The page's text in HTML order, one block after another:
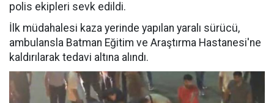
polis ekipleri sevk edildi.
İlk müdahalesi kaza yerinde yapılan yaralı sürücü,
ambulansla Batman Eğitim ve Araştırma Hastanesi'ne
kaldırılarak tedavi altına alındı.